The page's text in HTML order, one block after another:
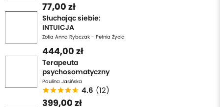
77,00 zł
Słuchając siebie:
INTUICJA
Zofia Anna Rybczak - Pełnia Życia
444,00 zł
Terapeuta
psychosomatyczny
Paulina Jasińska
4.6 (12)
399,00 zł